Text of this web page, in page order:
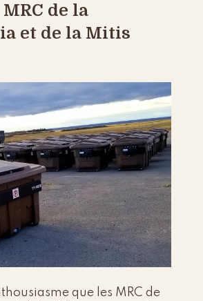
de la
et de la Mitis
que les MRC de